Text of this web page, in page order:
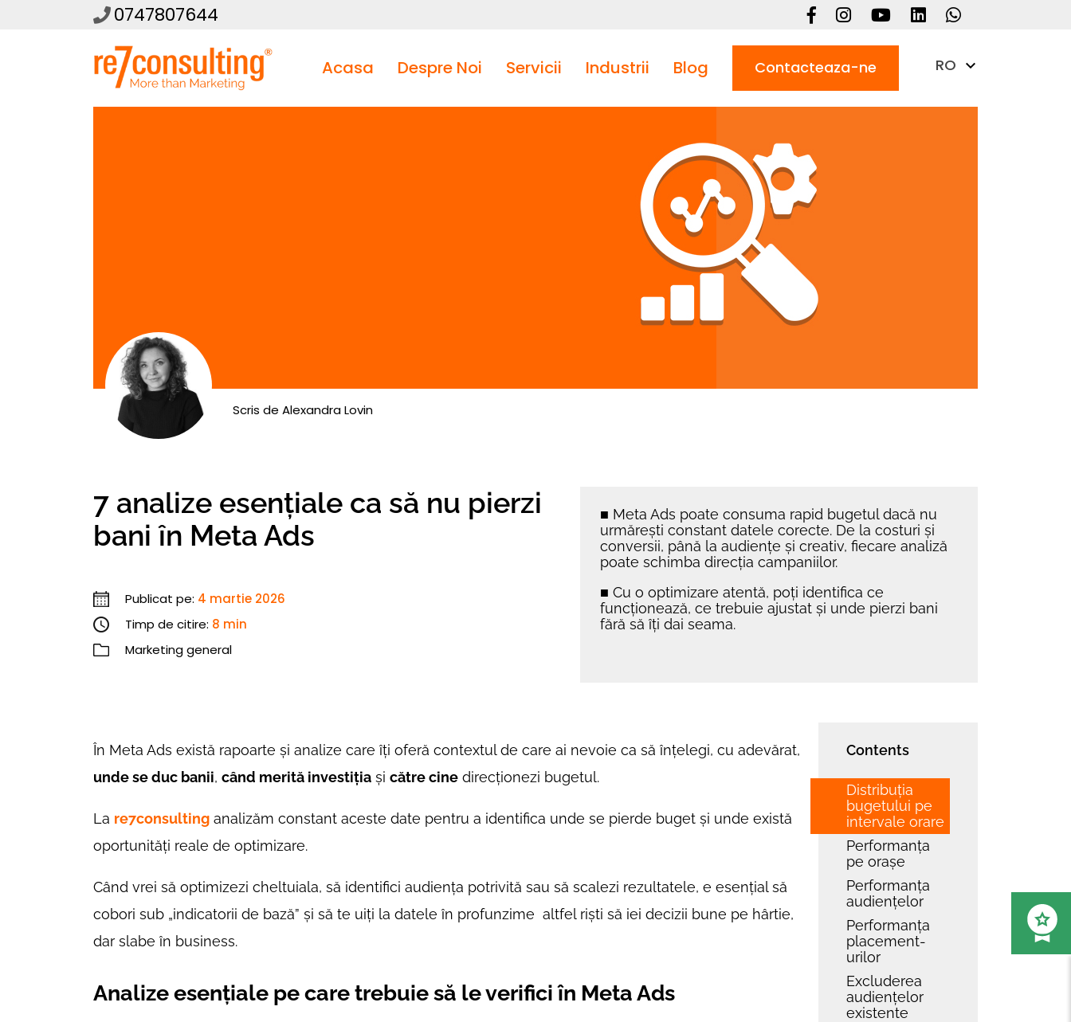
0747807644
Acasa Despre Noi Servicii Industrii Blog Contacteaza-ne RO
Scris de Alexandra Lovin
7 analize esențiale ca să nu pierzi
bani în Meta Ads
Publicat pe: 4 martie 2026
Timp de citire: 8 min
Marketing general
■ Meta Ads poate consuma rapid bugetul dacă nu
urmărești constant datele corecte. De la costuri și
conversii, până la audiențe și creativ, fiecare analiză
poate schimba direcția campaniilor.
■ Cu o optimizare atentă, poți identifica ce
funcționează, ce trebuie ajustat și unde pierzi bani
fără să îți dai seama.
În Meta Ads există rapoarte și analize care îți oferă contextul de care ai nevoie ca să înțelegi, cu adevărat,
unde se duc banii, când merită investiția și către cine direcționezi bugetul.
La re7consulting analizăm constant aceste date pentru a identifica unde se pierde buget și unde există
oportunități reale de optimizare.
Când vrei să optimizezi cheltuiala, să identifici audiența potrivită sau să scalezi rezultatele, e esențial să
cobori sub „indicatorii de bază” și să te uiți la datele în profunzime altfel riști să iei decizii bune pe hârtie,
dar slabe în business.
Analize esențiale pe care trebuie să le verifici în Meta Ads
Contents
Distribuția
bugetului pe
intervale orare
Performanța
pe orașe
Performanța
audiențelor
Performanța
placement-
urilor
Excluderea
audiențelor
existente